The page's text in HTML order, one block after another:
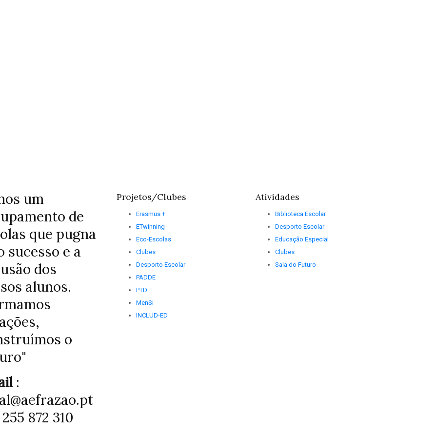
um
de
que pugna
sucesso e a
dos
alunos.
o
:
255 872 310
Projetos/Clubes
Erasmus +
ETwinning
Eco-Escolas
Clubes
Desporto Escolar
PADDE
PTD
MenSi
INCLUD-ED
Atividades
Biblioteca Escolar
Desporto Escolar
Educação Especial
Clubes
Sala do Futuro